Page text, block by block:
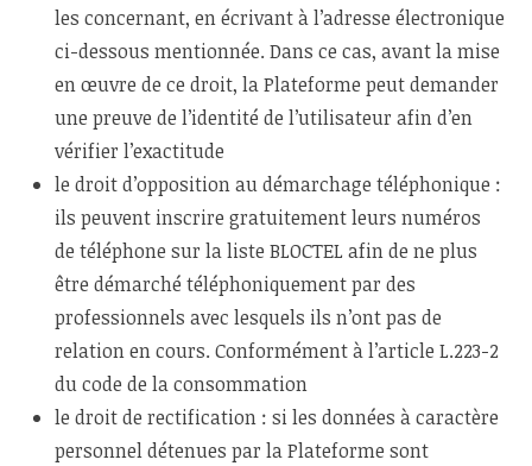
les concernant, en écrivant à l’adresse électronique
ci-dessous mentionnée. Dans ce cas, avant la mise
en œuvre de ce droit, la Plateforme peut demander
une preuve de l’identité de l’utilisateur afin d’en
vérifier l’exactitude
le droit d’opposition au démarchage téléphonique :
ils peuvent inscrire gratuitement leurs numéros
de téléphone sur la liste BLOCTEL afin de ne plus
être démarché téléphoniquement par des
professionnels avec lesquels ils n’ont pas de
relation en cours. Conformément à l’article L.223-2
du code de la consommation
le droit de rectification : si les données à caractère
personnel détenues par la Plateforme sont